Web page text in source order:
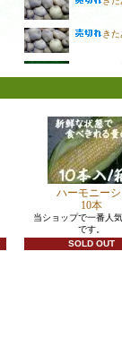
き
ノ
シャ
ノー
ノー
ハーモニー
10本
当ショップで一番人
です。
SOLD OUT